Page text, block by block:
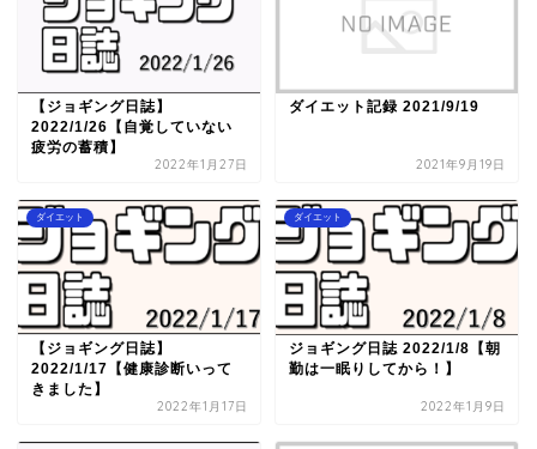
【ジョギング日誌】
2022/1/26【自覚していない
疲労の蓄積】
2022年1月27日
ダイエット記録 2021/9/19
2021年9月19日
ダイエット
【ジョギング日誌】
2022/1/17【健康診断いって
きました】
2022年1月17日
ダイエット
ジョギング日誌 2022/1/8【朝
勤は一眠りしてから！】
2022年1月9日